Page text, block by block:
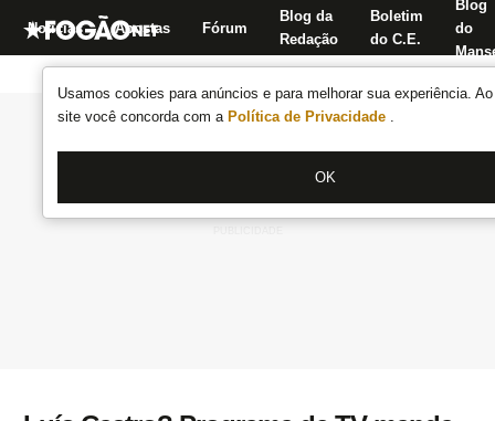
Usamos cookies para anúncios e para melhorar sua experiência.
site você concorda com a Política de Privacidade .
OK
Notícias Apostas Fórum
Blog da
Redação
Boletim
do C.E.
Blog
do